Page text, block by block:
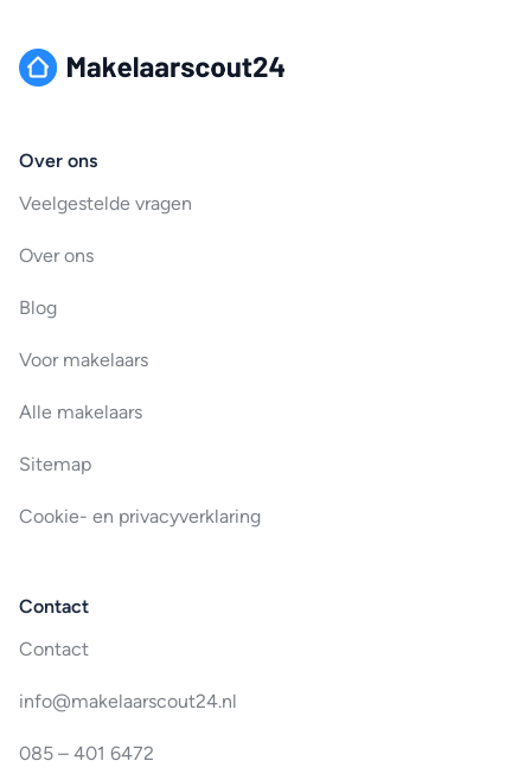
Over ons
Veelgestelde vragen
Over ons
Blog
Voor makelaars
Alle makelaars
Sitemap
Cookie- en privacyverklaring
Contact
Contact
info@makelaarscout24.nl
085 – 401 6472